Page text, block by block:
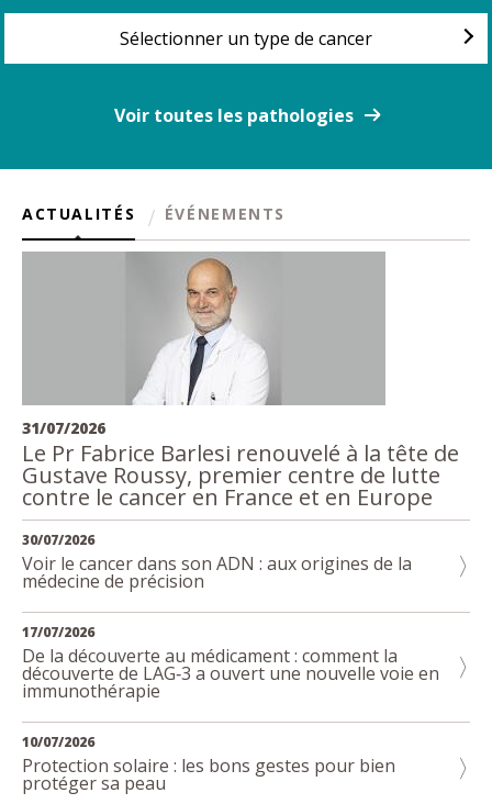
Sélectionner un type de cancer
Voir toutes les pathologies
ACTUALITÉS ÉVÉNEMENTS
31/07/2026
Le Pr Fabrice Barlesi renouvelé à la tête de
Gustave Roussy, premier centre de lutte
contre le cancer en France et en Europe
30/07/2026
Voir le cancer dans son ADN : aux origines de la
médecine de précision
17/07/2026
De la découverte au médicament : comment la
découverte de LAG‑3 a ouvert une nouvelle voie en
immunothérapie
10/07/2026
Protection solaire : les bons gestes pour bien
protéger sa peau